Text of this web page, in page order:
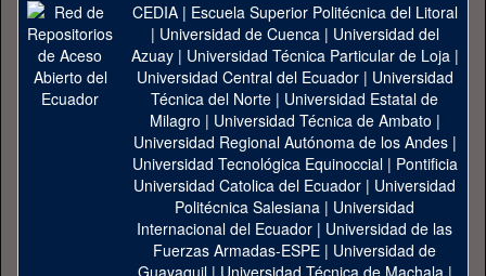
CEDIA| Escuela Superior Politécnica del Litoral
| Universidad de Cuenca| Universidad del
Azuay| Universidad Técnica Particular de Loja|
Universidad Central del Ecuador| Universidad
Técnica del Norte | Universidad Estatal de
Milagro | Universidad Técnica de Ambato |
Universidad Regional Autónoma de los Andes|
Universidad Tecnológica Equinoccial| Pontificia
Universidad Catolica del Ecuador | Universidad
Politécnica Salesiana | Universidad
Internacional del Ecuador | Universidad de las
Fuerzas Armadas-ESPE | Universidad de
Guayaquil| Universidad Técnica de Machala|